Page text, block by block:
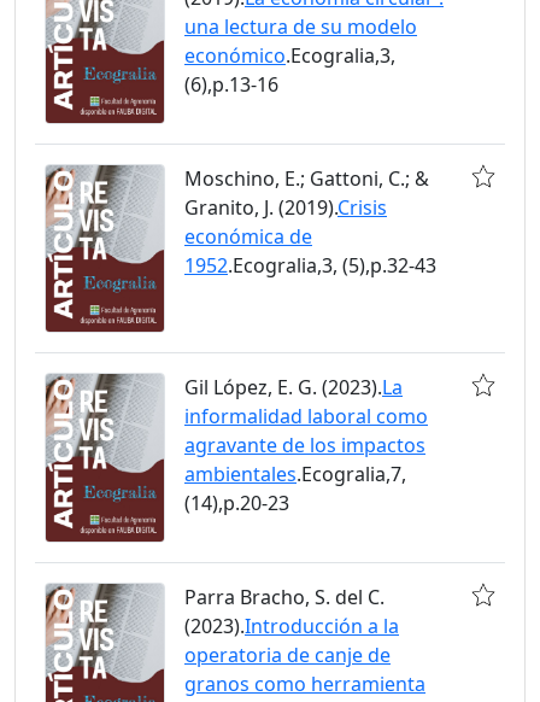
una lectura de su modelo
económico.Ecogralia,3,
(6),p.13-16
Moschino, E.; Gattoni, C.; &
Granito, J. (2019).Crisis
económica de
1952.Ecogralia,3, (5),p.32-43
Gil López, E. G. (2023).La
informalidad laboral como
agravante de los impactos
ambientales.Ecogralia,7,
(14),p.20-23
Parra Bracho, S. del C.
(2023).Introducción a la
operatoria de canje de
granos como herramienta